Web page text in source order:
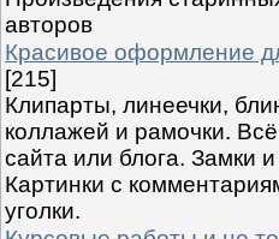
авторов
Красивое оформление
[215]
Клипарты, линеечки,
коллажей и рамочки.
сайта или блога. Замки
Картинки с
уголки.